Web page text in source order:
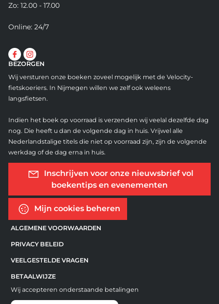
Zo: 12.00 - 17.00
Online: 24/7
BEZORGEN
Wij versturen onze boeken zoveel mogelijk met de Velocity-
fietskoeriers. In Nijmegen willen we zelf ook weleens
langsfietsen.
Indien het boek op voorraad is verzenden wij veelal dezelfde dag
nog. Die heeft u dan de volgende dag in huis. Vrijwel alle
Nederlandstalige titels die niet op voorraad zijn, zijn de volgende
werkdag of de dag erna in huis.
Inschrijven voor onze nieuwsbrief vol
boekentips en evenementen
Mijn cookies beheren
ALGEMENE VOORWAARDEN
PRIVACY BELEID
VEELGESTELDE VRAGEN
BETAALWIJZE
Wij accepteren onderstaande betalingen